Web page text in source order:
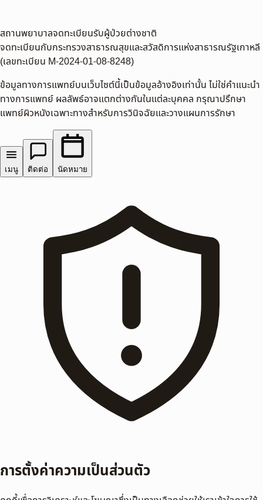
สถานพยาบาลจดทะเบียนรับผู้ป่วยต่างชาติ
จดทะเบียนกับกระทรวงสาธารณสุขและสวัสดิการแห่งสาธารณรัฐเกาหลี
(เลขทะเบียน M-2024-01-08-8248)
ข้อมูลทางการแพทย์บนเว็บไซต์นี้เป็นข้อมูลอ้างอิงเท่านั้น ไม่ใช่คำแนะนำ
ทางการแพทย์ ผลลัพธ์อาจแตกต่างกันในแต่ละบุคคล กรุณาปรึกษา
แพทย์ผิวหนังเฉพาะทางสำหรับการวินิจฉัยและวางแผนการรักษา
เมนู ติดต่อ นัดหมาย
การตั้งค่าความเป็นส่วนตัว